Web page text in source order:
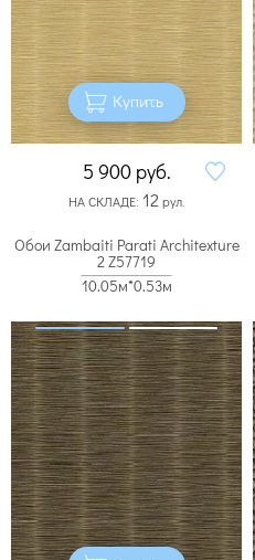
Купить
5 900 руб.
НА СКЛАДЕ: 12 рул.
Обои Zambaiti Parati Architexture
2 Z57719
10.05м*0.53м